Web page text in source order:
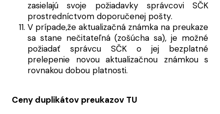
zasielajú svoje požiadavky správcovi SČK
prostredníctvom doporučenej pošty.
V prípade,že aktualizačná známka na preukaze
sa stane nečitateľná (zošúcha sa), je možné
požiadať správcu SČK o jej bezplatné
prelepenie novou aktualizačnou známkou s
rovnakou dobou platnosti.
Ceny duplikátov preukazov TU